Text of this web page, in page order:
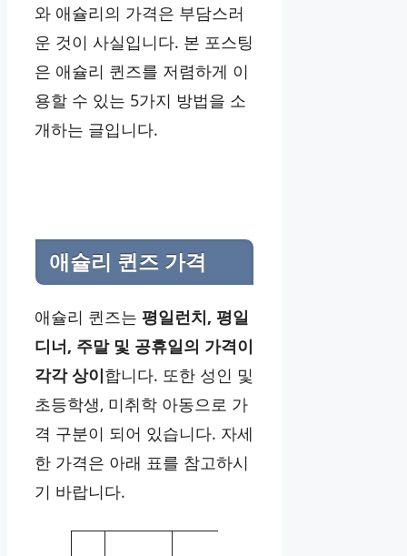
와 애슐리의 가격은 부담스러
운 것이 사실입니다. 본 포스팅
은 애슐리 퀸즈를 저렴하게 이
용할 수 있는 5가지 방법을 소
개하는 글입니다.
애슐리 퀸즈 가격
애슐리 퀸즈는 평일런치, 평일
디너, 주말 및 공휴일의 가격이
각각 상이합니다. 또한 성인 및
초등학생, 미취학 아동으로 가
격 구분이 되어 있습니다. 자세
한 가격은 아래 표를 참고하시
기 바랍니다.